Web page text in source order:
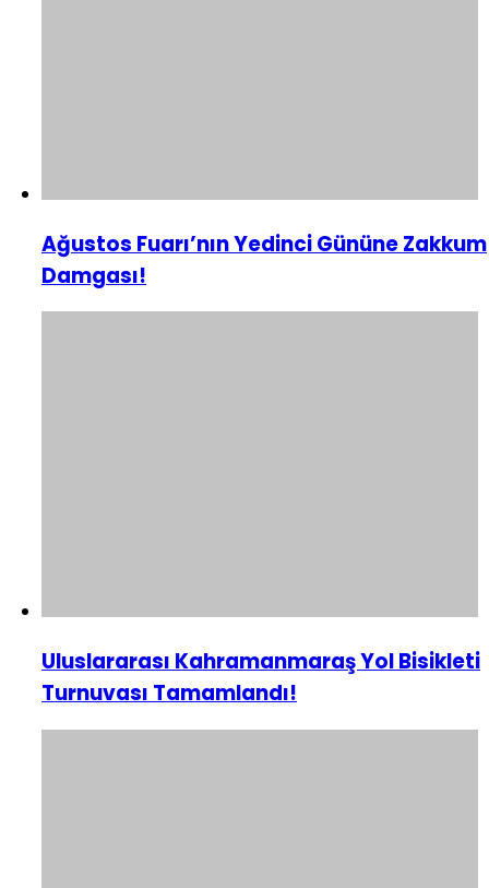
Ağustos Fuarı’nın Yedinci Gününe Zakkum
Damgası!
Uluslararası Kahramanmaraş Yol Bisikleti
Turnuvası Tamamlandı!